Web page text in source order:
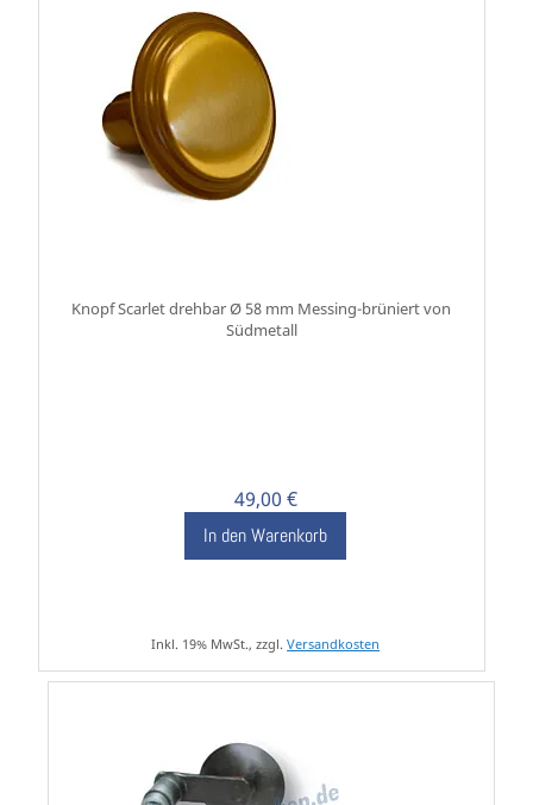
Knopf Scarlet drehbar Ø 58 mm Messing-brüniert von
Südmetall
49,00 €
In den Warenkorb
Inkl. 19% MwSt., zzgl.Versandkosten